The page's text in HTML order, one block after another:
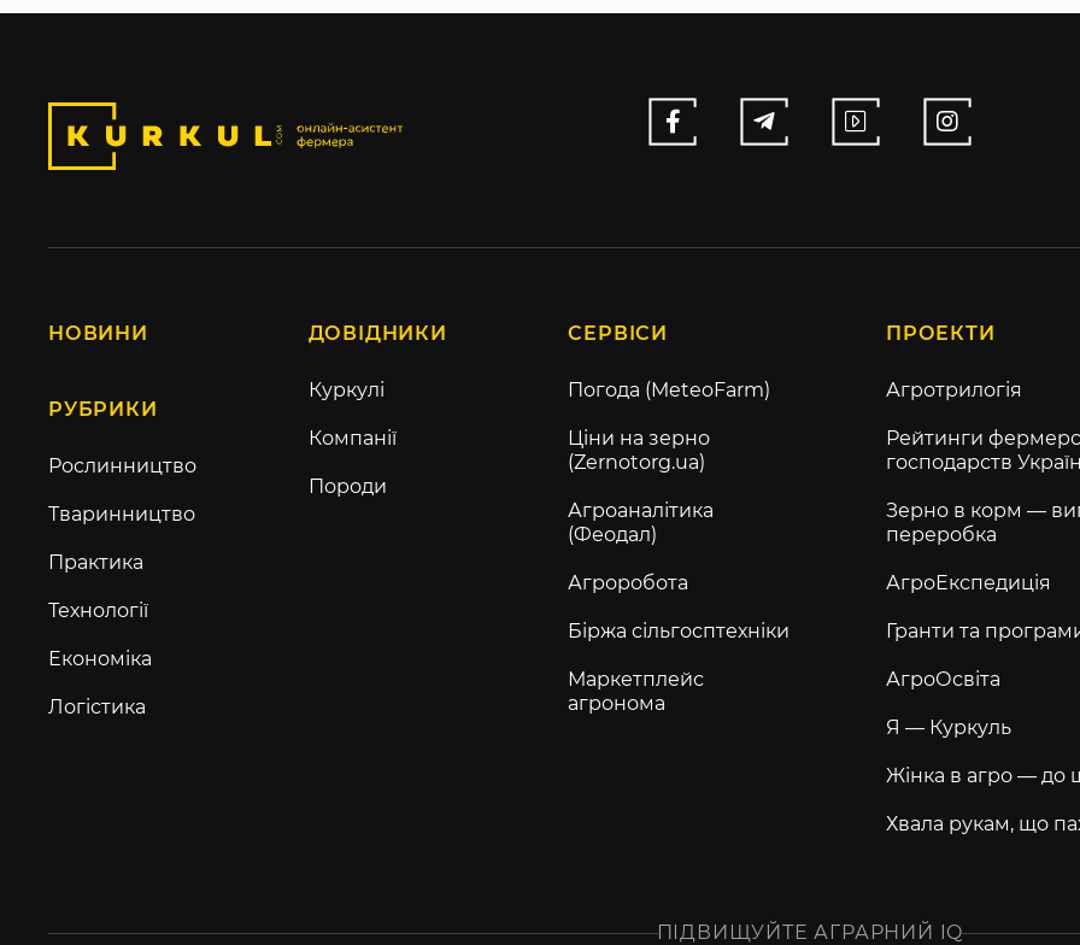
НОВИНИ
РУБРИКИ
Рослинництво
Тваринництво
Практика
Технології
Економіка
Логістика
ДОВІДНИКИ
Куркулі
Компанії
Породи
СЕРВІСИ
Погода (MeteoFarm)
Ціни на зерно
(Zernotorg.ua)
Агроаналітика
(Феодал)
Агроробота
Біржа сільгосптехніки
Маркетплейс
агронома
ПРОЕКТИ
Агротрилогія
Рейтинги
господарств
Зерно в корм —
переробка
АгроЕкспедиція
Гранти та
АгроОсвіта
Я — Куркуль
Жінка в агро — до
Хвала рукам, що
ПІДВИЩУЙТЕ АГРАРНИЙ IQ